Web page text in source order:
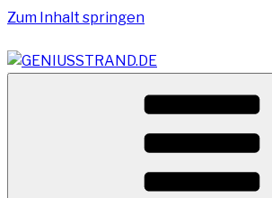
Zum Inhalt springen
Vom Geniusstrand zum
Terminal Wilhelmshaven